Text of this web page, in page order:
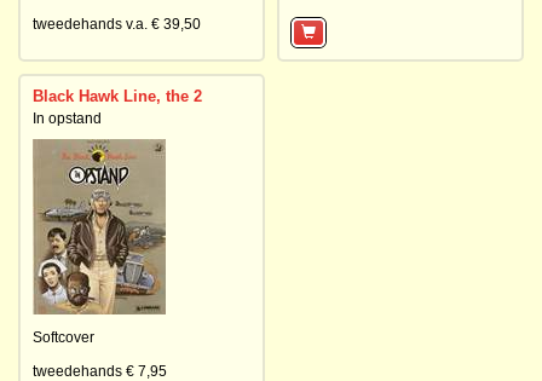
tweedehands v.a. € 39,50
Black Hawk Line, the 2
In opstand
Softcover
tweedehands € 7,95